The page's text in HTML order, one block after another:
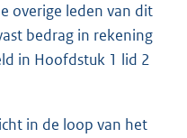
overige leden van dit
bedrag in rekening
in Hoofdstuk 1 lid 2
in de loop van het